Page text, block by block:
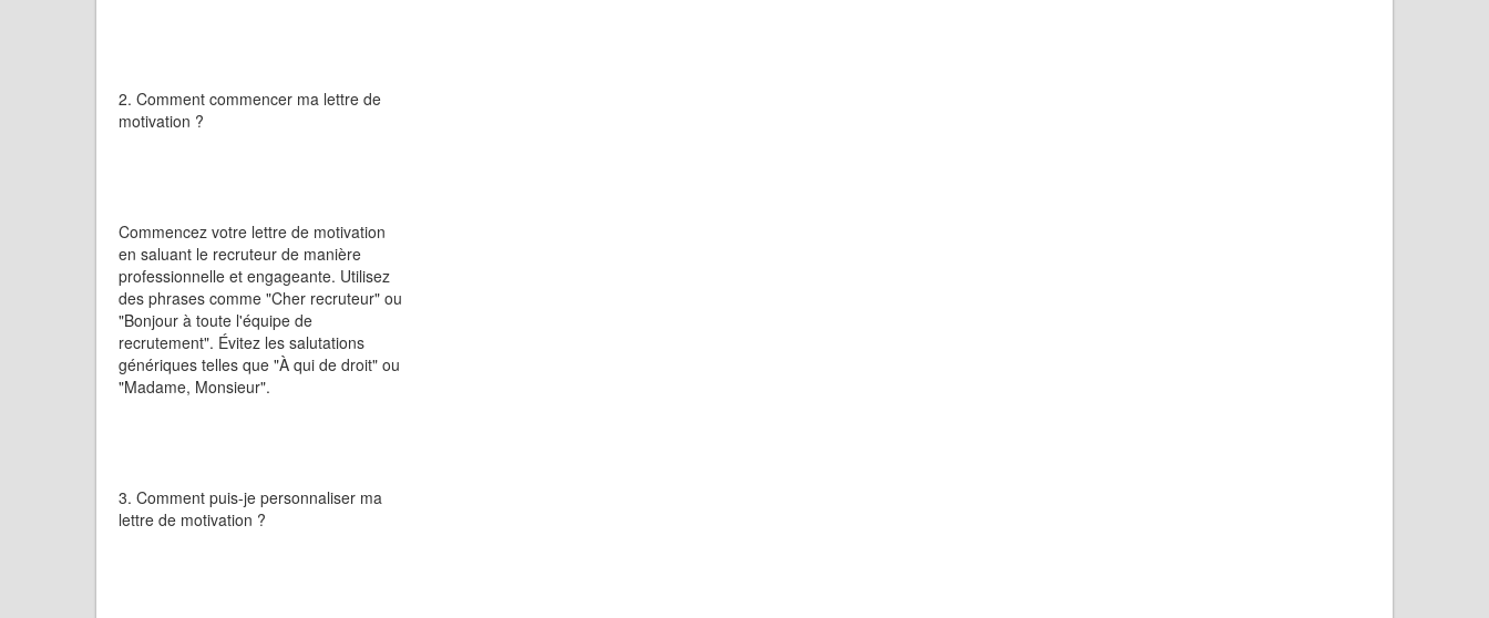
2. Comment commencer ma lettre de
motivation ?
Commencez votre lettre de motivation
en saluant le recruteur de manière
professionnelle et engageante. Utilisez
des phrases comme "Cher recruteur" ou
"Bonjour à toute l'équipe de
recrutement". Évitez les salutations
génériques telles que "À qui de droit" ou
"Madame, Monsieur".
3. Comment puis-je personnaliser ma
lettre de motivation ?